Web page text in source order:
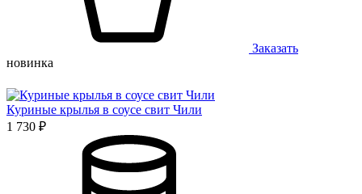
Заказать
новинка
Куриные крылья в соусе свит Чили
1 730 ₽